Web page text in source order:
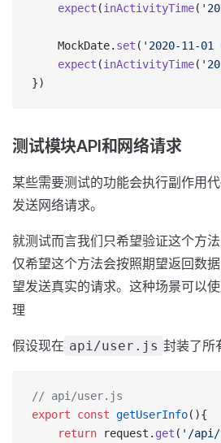
    expect
(inActivityTime(
    MockDate.
set ( '2020-11-01
    expect
(inActivityTime(
})
测试模块API和网络请求
某些需要测试的功能会执行副作用
发送网络请求。
就测试而言我们只希望验证这个方
仅希望这个方法会按照期望返回数
望发送真实的请求。这种场景可以使
理
假设现在 api/user.js 封装了所
// api/user.js
export const getUserInfo(){
    return
request. get ( '/api/